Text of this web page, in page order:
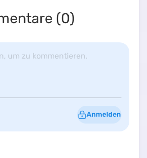
(0)
um zu kommentieren.
Anmelden